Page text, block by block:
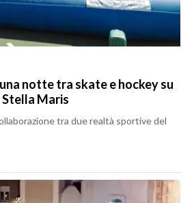
notte tra skate e hockey su
Maris
tra due realtà sportive del